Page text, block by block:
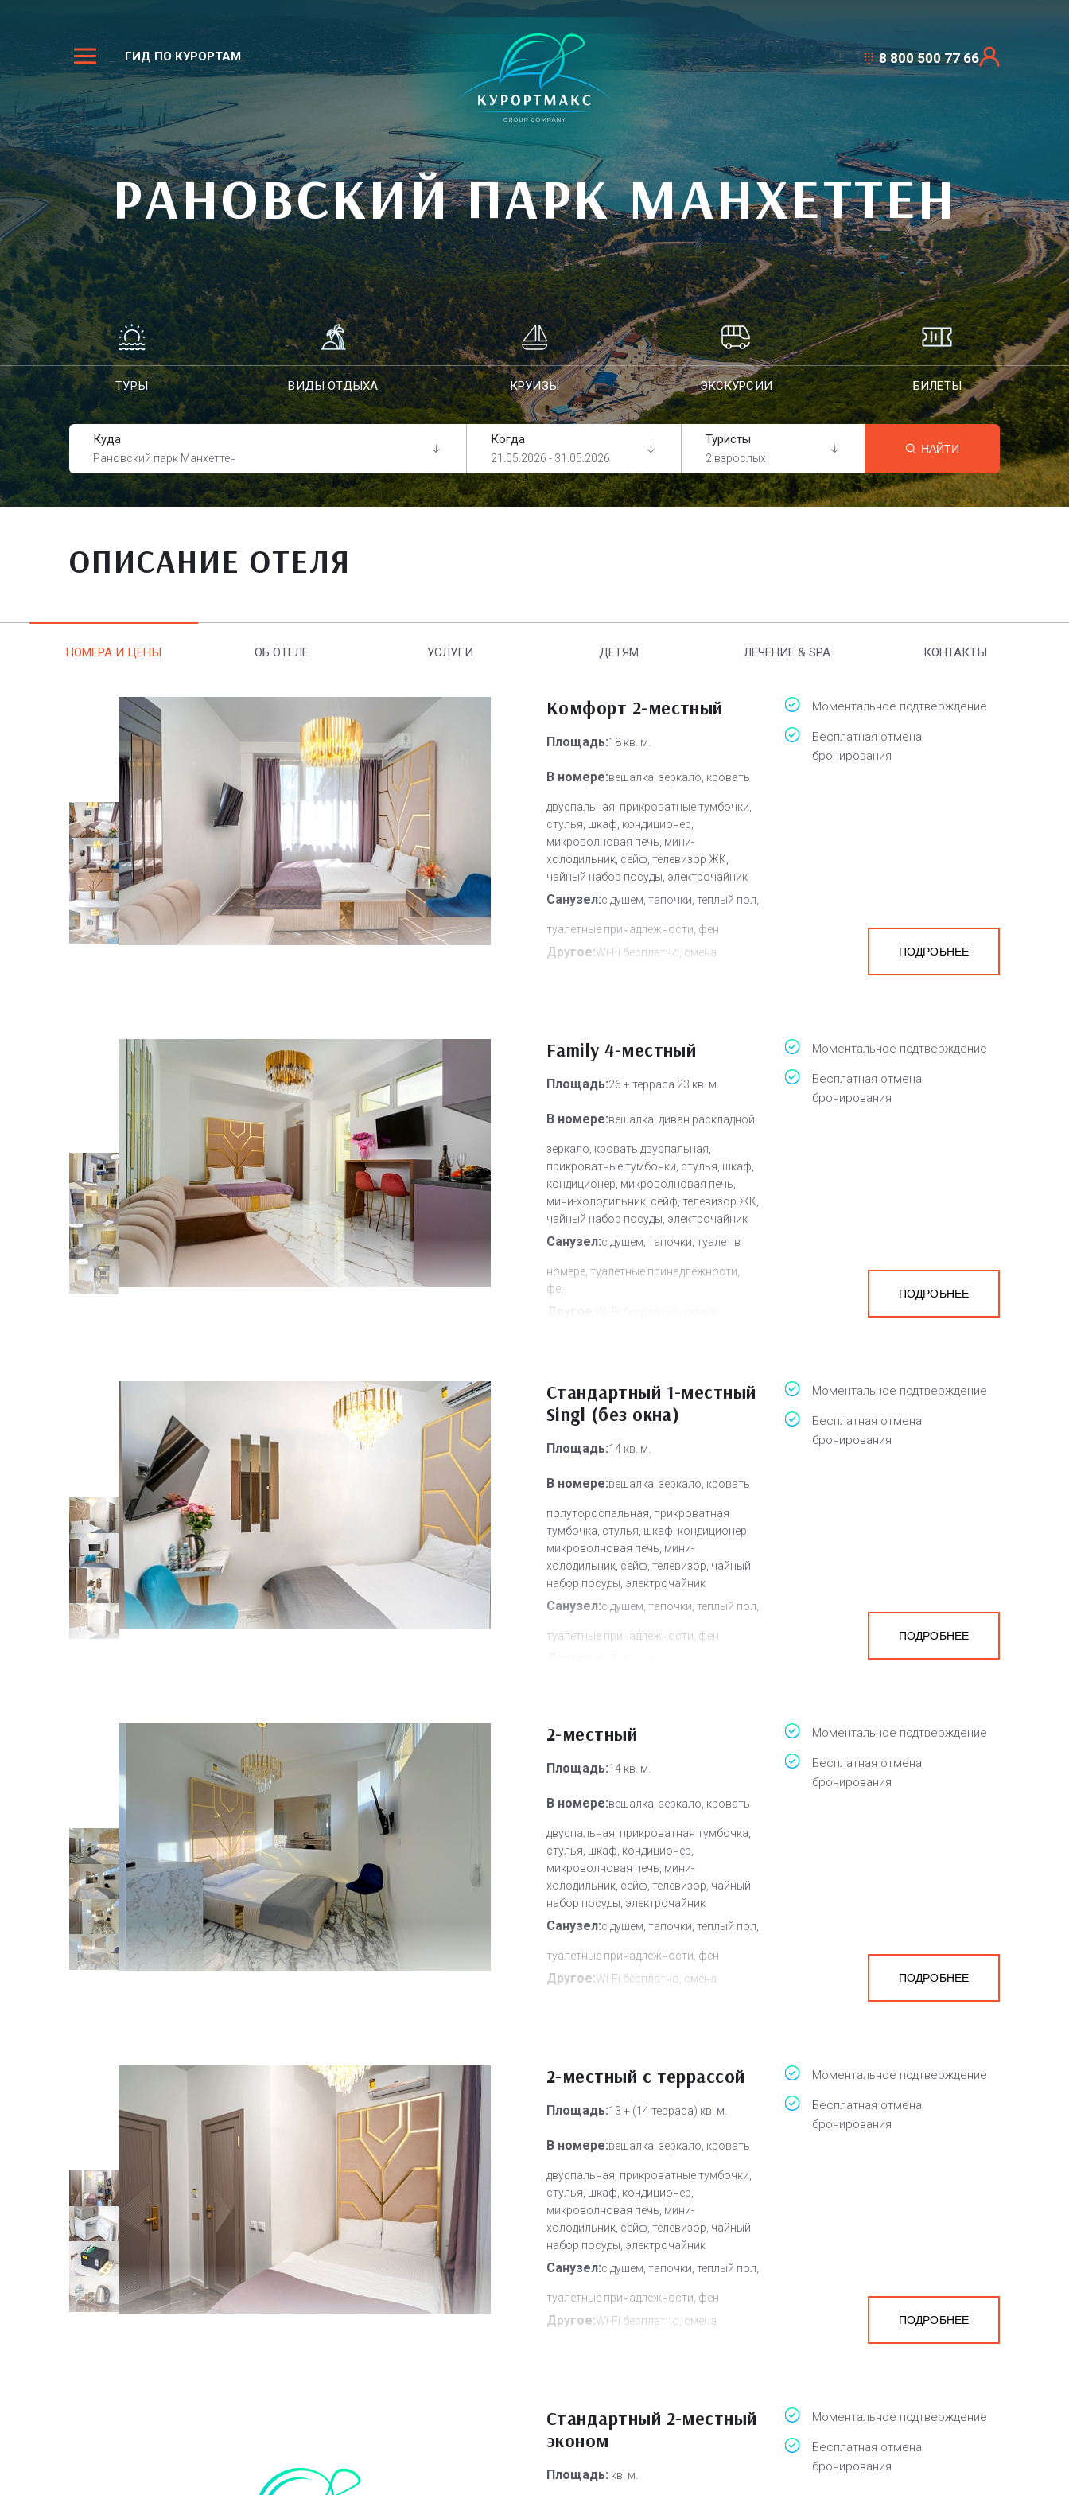
ГИД ПО КУРОРТАМ 8 800 500 77 66
РАНОВСКИЙ ПАРК МАНХЕТТЕН
ТУРЫ ВИДЫ ОТДЫХА КРУИЗЫ ЭКСКУРСИИ БИЛЕТЫ
Куда
Рановский парк Манхеттен
Когда
21.05.2026 - 31.05.2026
Туристы
2 взрослых
НАЙТИ
ОПИСАНИЕ ОТЕЛЯ
НОМЕРА И ЦЕНЫ ОБ ОТЕЛЕ УСЛУГИ ДЕТЯМ ЛЕЧЕНИЕ & SPA КОНТАКТЫ
Комфорт 2-местный
Площадь:18 кв. м.
В номере:вешалка, зеркало, кровать
двуспальная, прикроватные тумбочки,
стулья, шкаф, кондиционер,
микроволновая печь, мини-
холодильник, сейф, телевизор ЖК,
чайный набор посуды, электрочайник
Санузел:с душем, тапочки, теплый пол,
туалетные принадлежности, фен
Другое:Wi-Fi бесплатно, смена
Моментальное подтверждение
Бесплатная отмена
бронирования
ПОДРОБНЕЕ
Family 4-местный
Площадь:26 + терраса 23 кв. м.
В номере:вешалка, диван раскладной,
зеркало, кровать двуспальная,
прикроватные тумбочки, стулья, шкаф,
кондиционер, микроволновая печь,
мини-холодильник, сейф, телевизор ЖК,
чайный набор посуды, электрочайник
Санузел:с душем, тапочки, туалет в
номере, туалетные принадлежности,
фен
Дополнительное место:
Моментальное подтверждение
Бесплатная отмена
бронирования
ПОДРОБНЕЕ
Стандартный 1-местный
Singl (без окна)
Площадь:14 кв. м.
В номере:вешалка, зеркало, кровать
полутороспальная, прикроватная
тумбочка, стулья, шкаф, кондиционер,
микроволновая печь, мини-
холодильник, сейф, телевизор, чайный
набор посуды, электрочайник
Санузел:с душем, тапочки, теплый пол,
туалетные принадлежности, фен
Дополнительное место:
Моментальное подтверждение
Бесплатная отмена
бронирования
ПОДРОБНЕЕ
2-местный
Площадь:14 кв. м.
В номере:вешалка, зеркало, кровать
двуспальная, прикроватная тумбочка,
стулья, шкаф, кондиционер,
микроволновая печь, мини-
холодильник, сейф, телевизор, чайный
набор посуды, электрочайник
Санузел:с душем, тапочки, теплый пол,
туалетные принадлежности, фен
Другое:Wi-Fi бесплатно, смена
Моментальное подтверждение
Бесплатная отмена
бронирования
ПОДРОБНЕЕ
2-местный с террассой
Площадь:13 + (14 терраса) кв. м.
В номере:вешалка, зеркало, кровать
двуспальная, прикроватные тумбочки,
стулья, шкаф, кондиционер,
микроволновая печь, мини-
холодильник, сейф, телевизор, чайный
набор посуды, электрочайник
Санузел:с душем, тапочки, теплый пол,
туалетные принадлежности, фен
Другое:Wi-Fi бесплатно, смена
Моментальное подтверждение
Бесплатная отмена
бронирования
ПОДРОБНЕЕ
Стандартный 2-местный
эконом
Площадь: кв. м.
Моментальное подтверждение
Бесплатная отмена
бронирования